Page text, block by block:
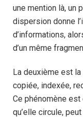
une mention là, un
dispersion donne
d’informations,
d’un même
La deuxième est
copiée, indexée,
Ce phénomène est
qu’elle circule,